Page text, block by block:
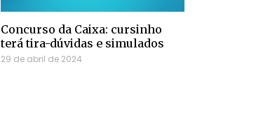
Concurso da Caixa: cursinho
terá tira-dúvidas e simulados
29 de abril de 2024